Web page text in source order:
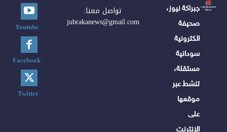
جبراكة نيوز،
صحيفة
الكترونية
سودانية
مستقلة،
تنشط عبر
موقعها
على
الإنترنت
تواصل معنا:
jubrakanews@gmail.com
Youtube
Facebook
Twitter